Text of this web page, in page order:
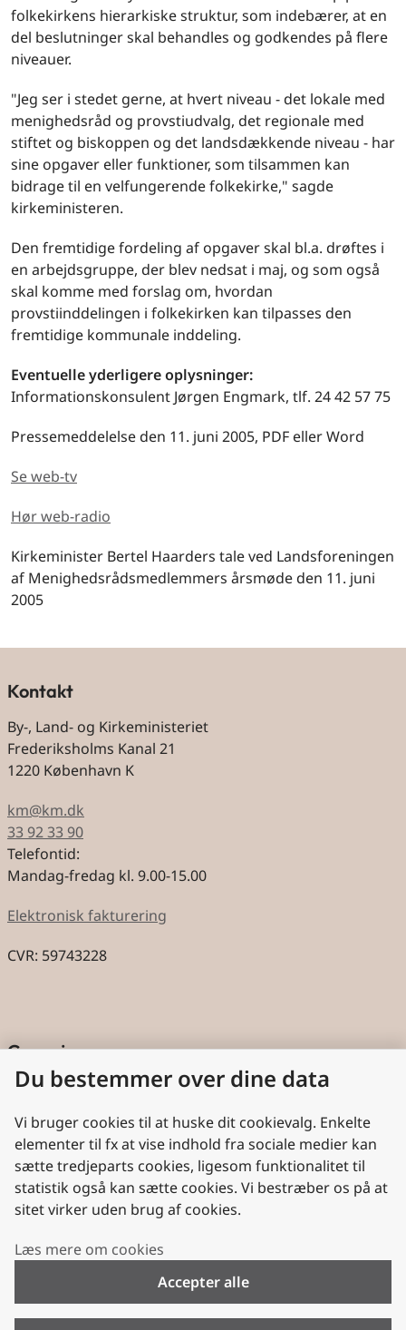
folkekirkens hierarkiske struktur, som indebærer, at en
del beslutninger skal behandles og godkendes på flere
niveauer.
"Jeg ser i stedet gerne, at hvert niveau - det lokale med
menighedsråd og provstiudvalg, det regionale med
stiftet og biskoppen og det landsdækkende niveau - har
sine opgaver eller funktioner, som tilsammen kan
bidrage til en velfungerende folkekirke," sagde
kirkeministeren.
Den fremtidige fordeling af opgaver skal bl.a. drøftes i
en arbejdsgruppe, der blev nedsat i maj, og som også
skal komme med forslag om, hvordan
provstiinddelingen i folkekirken kan tilpasses den
fremtidige kommunale inddeling.
Eventuelle yderligere oplysninger:
Informationskonsulent Jørgen Engmark, tlf. 24 42 57 75
Pressemeddelelse den 11. juni 2005, PDF eller Word
Se web-tv
Hør web-radio
Kirkeminister Bertel Haarders tale ved Landsforeningen
af Menighedsrådsmedlemmers årsmøde den 11. juni
2005
Kontakt
By-, Land- og Kirkeministeriet
Frederiksholms Kanal 21
1220 København K
km@km.dk
33 92 33 90
Telefontid:
Mandag-fredag kl. 9.00-15.00
Elektronisk fakturering
CVR: 59743228
Genveje
Cookies
Aktindsigt
Persondatabeskyttelse
Nyttige links
Plan- og Landdistriktsstyrelsen
Folkekirken.dk
Du bestemmer over dine data
Vi bruger cookies til at huske dit cookievalg. Enkelte
elementer til fx at vise indhold fra sociale medier kan
sætte tredjeparts cookies, ligesom funktionalitet til
statistik også kan sætte cookies. Vi bestræber os på at
sitet virker uden brug af cookies.
Læs mere om cookies
Accepter alle